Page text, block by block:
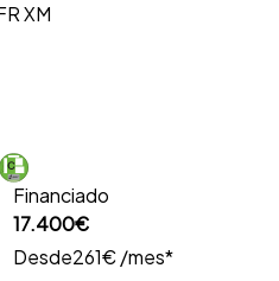
XM
Financiado
17.400€
Desde261€ /mes*